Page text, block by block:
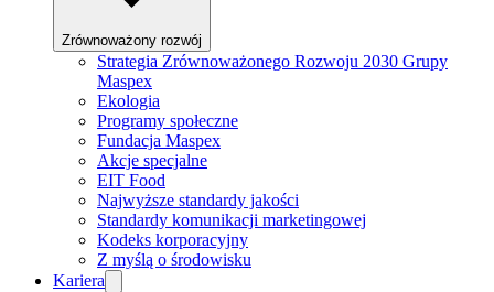
Zrównoważony rozwój
Strategia Zrównoważonego Rozwoju 2030 Grupy
Maspex
Ekologia
Programy społeczne
Fundacja Maspex
Akcje specjalne
EIT Food
Najwyższe standardy jakości
Standardy komunikacji marketingowej
Kodeks korporacyjny
Z myślą o środowisku
Kariera